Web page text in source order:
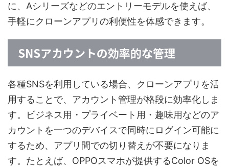
に、Aシリーズなどのエントリーモデルを使えば、
手軽にクローンアプリの利便性を体感できます。
SNSアカウントの効率的な管理
各種SNSを利用している場合、クローンアプリを活
用することで、アカウント管理が格段に効率化しま
す。ビジネス用・プライベート用・趣味用などのア
カウントを一つのデバイスで同時にログイン可能に
するため、アプリ間での切り替えが不要になりま
す。たとえば、OPPOスマホが提供するColor OSを